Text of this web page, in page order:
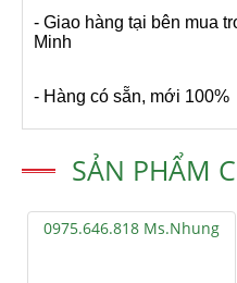
- Giao hàng tại bên mua
Minh
- Hàng có sẵn, mới 100%
SẢN PHẨM
0975.646.818 Ms.Nhung